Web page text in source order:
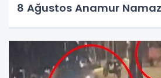
8 Ağustos Anamur